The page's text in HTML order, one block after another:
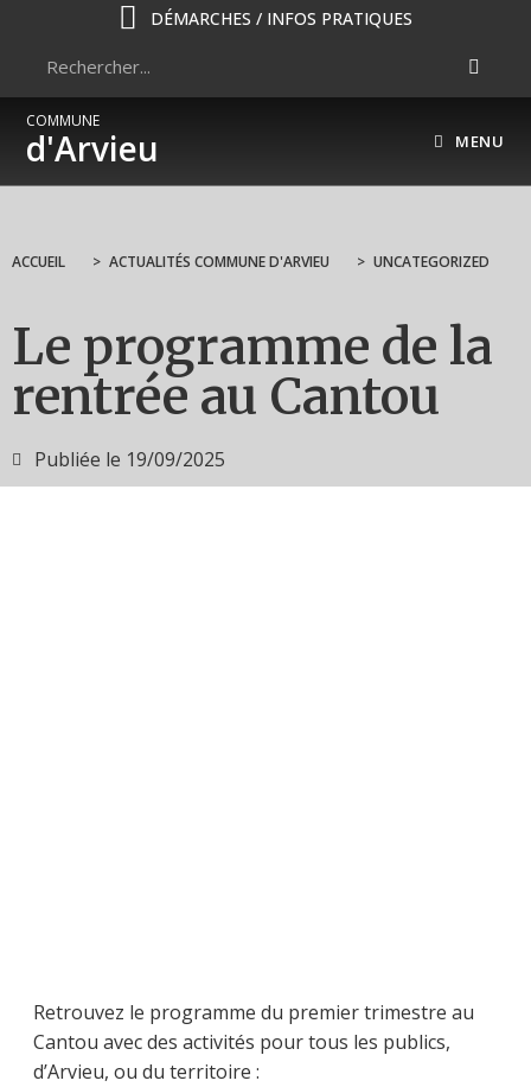
DÉMARCHES / INFOS PRATIQUES
COMMUNE
d'Arvieu MENU
ACCUEIL > ACTUALITÉS COMMUNE D'ARVIEU > UNCATEGORIZED
Le programme de la
rentrée au Cantou
Publiée le 19/09/2025
Retrouvez le programme du premier trimestre au
Cantou avec des activités pour tous les publics,
d’Arvieu, ou du territoire :